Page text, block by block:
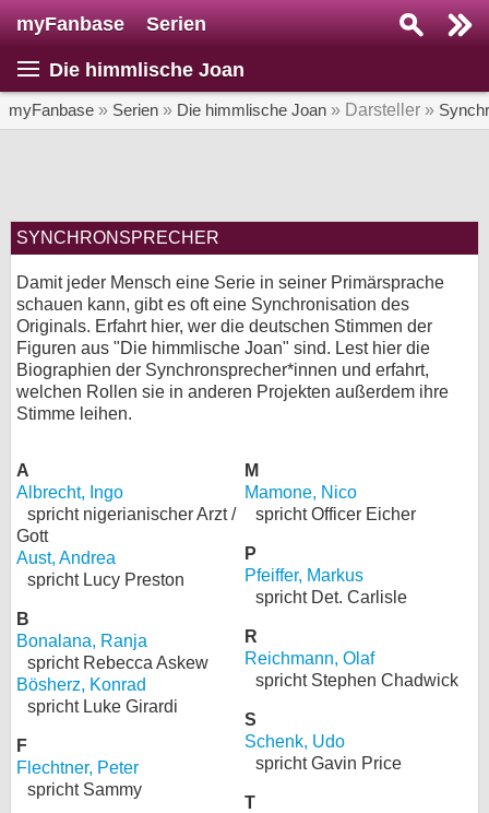
myFanbase Serien
Die himmlische Joan
myFanbase » Serien » Die himmlische Joan » Darsteller »
SYNCHRONSPRECHER
Damit jeder Mensch eine Serie in seiner Primärsprache
schauen kann, gibt es oft eine Synchronisation des
Originals. Erfahrt hier, wer die deutschen Stimmen der
Figuren aus "Die himmlische Joan" sind. Lest hier die
Biographien der Synchronsprecher*innen und erfahrt,
welchen Rollen sie in anderen Projekten außerdem ihre
Stimme leihen.
A
Albrecht, Ingo
spricht nigerianischer Arzt /
Gott
Aust, Andrea
spricht Lucy Preston
B
Bonalana, Ranja
spricht Rebecca Askew
Bösherz, Konrad
spricht Luke Girardi
F
Flechtner, Peter
spricht Sammy
M
Mamone, Nico
spricht Officer Eicher
P
Pfeiffer, Markus
spricht Det. Carlisle
R
Reichmann, Olaf
spricht Stephen Chadwick
S
Schenk, Udo
spricht Gavin Price
T
Home
SERIEN
Veranstaltungen
KULTUR
Specials
SERVICE
Forum
bei X
bei Facebook
Kontakt
Nutzungsbedingungen
Datenschutz
Cookie-Einstellungen